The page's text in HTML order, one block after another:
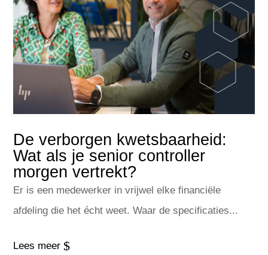
De verborgen kwetsbaarheid:
Wat als je senior controller
morgen vertrekt?
Er is een medewerker in vrijwel elke financiële
afdeling die het écht weet. Waar de specificaties...
Lees meer $